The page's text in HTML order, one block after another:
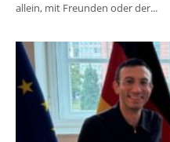
allein, mit Freunden oder der...